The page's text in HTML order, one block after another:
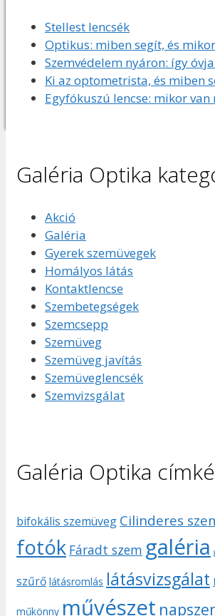
Stellest lencsék
Optikus: miben segít, és
Szemvédelem nyáron: így
Ki az optometrista, és miben
Egyfókuszú lencse: mikor
Galéria Optika
Akció
Galéria
Gyerek szemüvegek
Homályos látás
Kontaktlencse
Szembetegségek
Szemcsepp
Szemüveg
Szemüveg javítás
Szemüveglencsék
Szemvizsgálat
Galéria Optika
bifokális szemüveg Cilinderes
fotók Fáradt szem galéria
szűrő látásromlás látásvizsgálat
műkönny művészet